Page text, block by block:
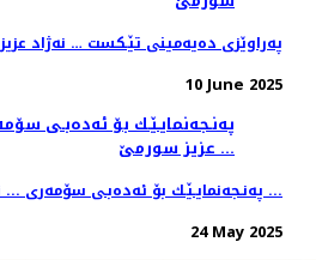
په‌راوێزی ده‌یه‌مینی تێـكست‌ … نه‌ژاد
10 June 2025
په‌نـجه‌نمایـێـك بۆ ئه‌ده‌بـی سۆمه‌ری ... نه‌ژاد عزیز سورمێ ...
24 May 2025